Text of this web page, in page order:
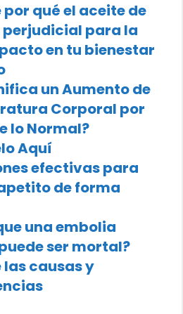
por qué el aceite de
perjudicial para la
en tu bienestar
un Aumento de
Corporal por
lo Normal?
Aquí
efectivas para
de forma
una embolia
ser mortal?
las causas y